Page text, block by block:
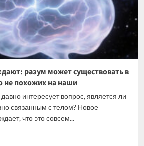
разум может существовать в
не похожих на наши
интересует вопрос, является ли
связанным с телом? Новое
что это совсем...